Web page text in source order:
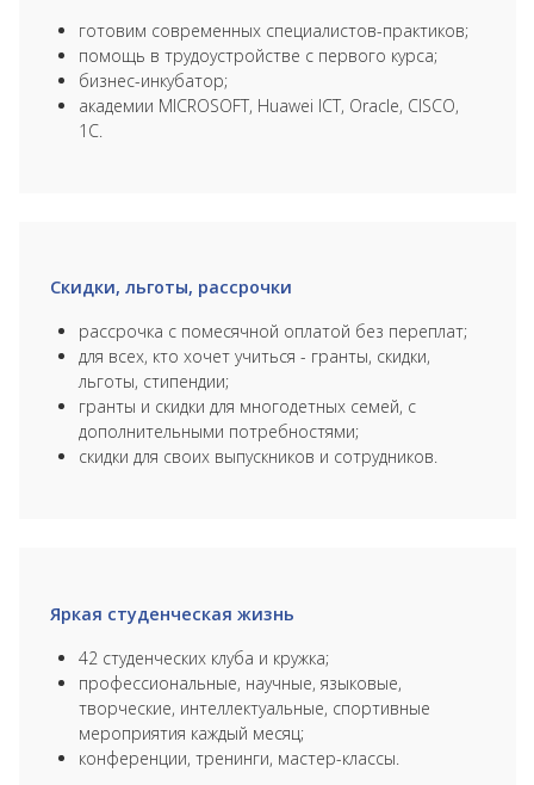
готовим современных специалистов-практиков;
помощь в трудоустройстве с первого курса;
бизнес-инкубатор;
академии MICROSOFT, Huawei ICT, Oracle, CISCO,
1С.
Скидки, льготы, рассрочки
рассрочка с помесячной оплатой без переплат;
для всех, кто хочет учиться - гранты, скидки,
льготы, стипендии;
гранты и скидки для многодетных семей, с
дополнительными потребностями;
скидки для своих выпускников и сотрудников.
Яркая студенческая жизнь
42 студенческих клуба и кружка;
профессиональные, научные, языковые,
творческие, интеллектуальные, спортивные
мероприятия каждый месяц;
конференции, тренинги, мастер-классы.